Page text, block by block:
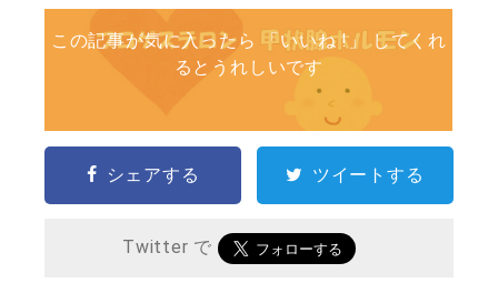
この記事が気に入ったら 「いいね !」 してくれ
るとうれしいです
シェアする ツイートする
Twitter で